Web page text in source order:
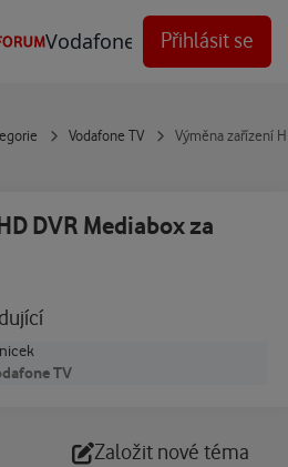
Vodafone Techforum
Přihlásit se
Vodafone TV Výměna zařízení
DVR Mediabox za
TV
Založit nové téma